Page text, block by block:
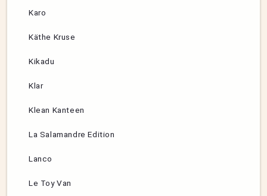
Karo
Käthe Kruse
Kikadu
Klar
Klean Kanteen
La Salamandre Edition
Lanco
Le Toy Van